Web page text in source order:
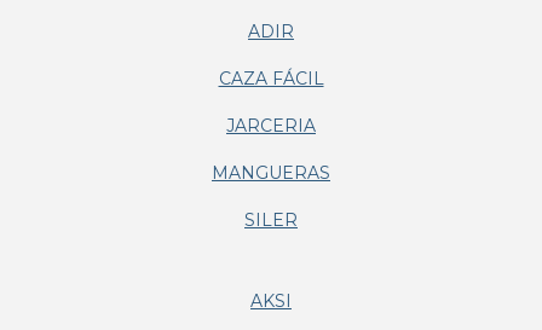
ADIR
CAZA FÁCIL
JARCERIA
MANGUERAS
SILER
AKSI